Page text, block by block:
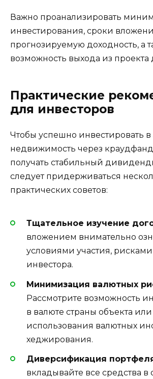
Важно проанализировать
инвестирования, сроки
прогнозируемую доходность, а
возможность выхода из проекта
Практические
для инвесторов
Чтобы успешно инвестировать
недвижимость через
получать стабильный
следует придерживаться
практических советов:
Тщательное изучение
вложением внимательно
условиями участия,
инвестора.
Минимизация валютных
Рассмотрите возможность
в валюте страны объекта или
использования валютных
хеджирования.
Диверсификация
вкладывайте все средства в